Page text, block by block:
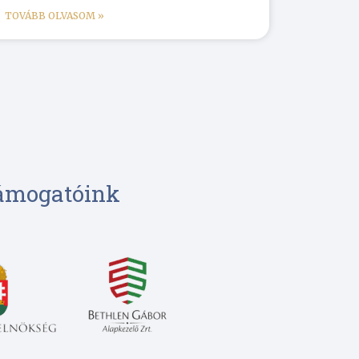
TOVÁBB OLVASOM »